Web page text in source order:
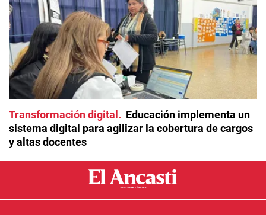
Transformación digital
Educación implementa un
sistema digital para agilizar la cobertura de cargos
y altas docentes